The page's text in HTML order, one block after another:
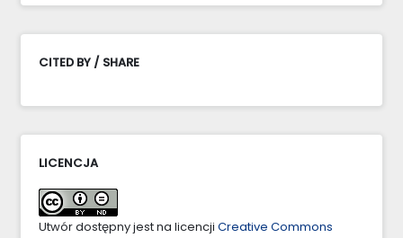
CITED BY / SHARE
LICENCJA
Utwór dostępny jest na licencji Creative Commons